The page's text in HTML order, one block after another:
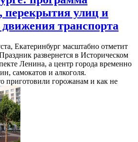
перекрытия улиц и
транспорта
Екатеринбург масштабно отметит
развернется в Историческом
Ленина, а центр города временно
самокатов и алкоголя.
приготовили горожанам и как не